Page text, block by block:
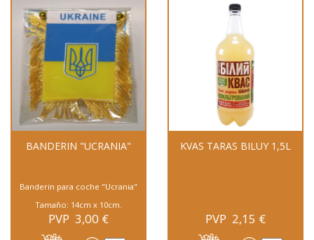
BANDERIN "UCRANIA"
Banderin para coche "Ucrania"
Tamaño: 14cm x 10cm.
PVP 3,00 €
KVAS TARAS BILUY 1,5L
PVP 2,15 €